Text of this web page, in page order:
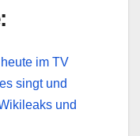
im TV
singt und
und